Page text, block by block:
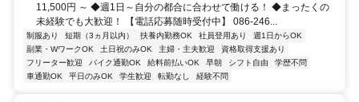
11,500円 ～ ◆週1日～自分の都合に合わせて働ける！ ◆まったくの
未経験でも大歓迎！ 【電話応募随時受付中】 086-246...
制服あり 短期（3ヵ月以内） 扶養内勤務OK 社員登用あり
週1日からOK
副業・WワークOK
土日祝のみOK 主婦・主夫歓迎
資格取得支援あり
フリーター歓迎
バイク通勤OK 給料前払いOK 早朝 シフト自由
学歴不問
車通勤OK
平日のみOK 学生歓迎 転勤なし 経験不問